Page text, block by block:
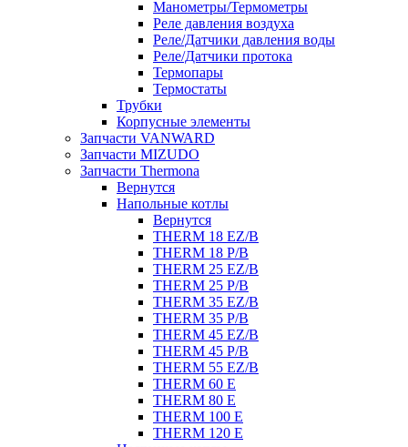
Манометры/Термометры
Реле давления воздуха
Реле/Датчики давления воды
Реле/Датчики протока
Термопары
Термостаты
Трубки
Корпусные элементы
Запчасти VANWARD
Запчасти MIZUDO
Запчасти Thermona
Вернутся
Напольные котлы
Вернутся
THERM 18 EZ/B
THERM 18 P/B
THERM 25 EZ/B
THERM 25 P/B
THERM 35 EZ/B
THERM 35 P/B
THERM 45 EZ/B
THERM 45 P/B
THERM 55 EZ/B
THERM 60 E
THERM 80 E
THERM 100 E
THERM 120 E